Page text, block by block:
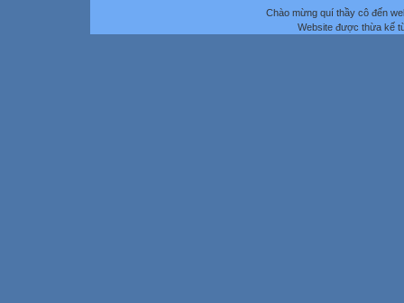
Chào mừng quí thầy cô đến
Website được thừa kế